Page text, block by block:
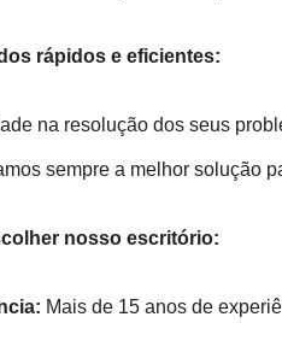
rápidos e eficientes:
na resolução dos seus
sempre a melhor solução
nosso escritório:
Mais de 15 anos de